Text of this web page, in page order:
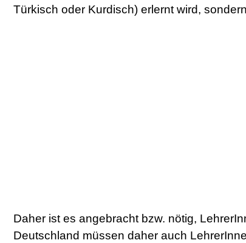
Türkisch oder Kurdisch) erlernt wird,
Daher ist es angebracht bzw. nötig,
Deutschland müssen daher auch